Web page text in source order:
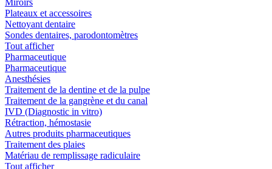
Miroirs
Plateaux et accessoires
Nettoyant dentaire
Sondes dentaires, parodontomètres
Tout afficher
Pharmaceutique
Pharmaceutique
Anesthésies
Traitement de la dentine et de la pulpe
Traitement de la gangrène et du canal
IVD (Diagnostic in vitro)
Rétraction, hémostasie
Autres produits pharmaceutiques
Traitement des plaies
Matériau de remplissage radiculaire
Tout afficher